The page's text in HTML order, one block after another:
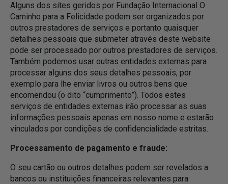
Alguns dos sites geridos por Fundação Internacional O
Caminho para a Felicidade podem ser organizados por
outros prestadores de serviços e portanto quaisquer
detalhes pessoais que submeter através deste website
pode ser processado por outros prestadores de serviços.
Também podemos usar outras entidades externas para
processar alguns dos seus detalhes pessoais, por
exemplo para lhe enviar livros ou outros bens que
encomendou (o dito “cumprimento”). Todos estes
serviços de entidades externas irão processar as suas
informações pessoais apenas em nosso nome e estarão
vinculados por condições de confidencialidade estritas.
Processamento de pagamento e fraude:
O seu cartão ou outros detalhes podem ser revelados a
bancos ou instituições financeiras relevantes para